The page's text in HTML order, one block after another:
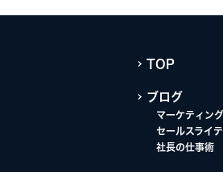
TOP
ブログ
マーケティング
セールスライ
社長の仕事術